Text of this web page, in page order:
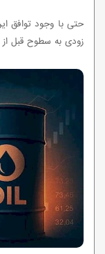
حتی با وجود توافق
زودی به سطوح قبل